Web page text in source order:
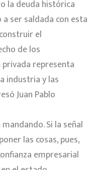
la deuda histórica
ser saldada con esta
el
de los
representa
industria y las
Juan Pablo
Si la señal
las cosas, pues,
empresarial